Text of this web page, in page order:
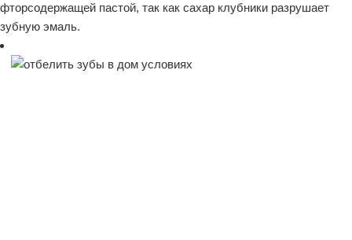
фторсодержащей пастой, так как сахар клубники разрушает
зубную эмаль.